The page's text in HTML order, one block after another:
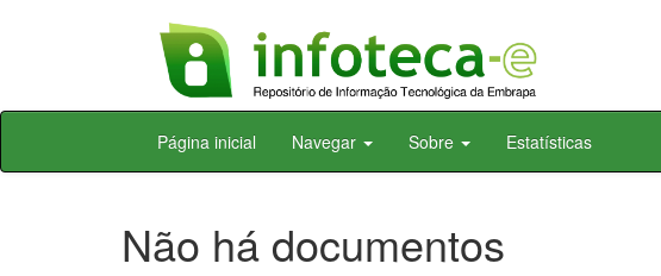
Skip
Página inicial Navegar Sobre Estatísticas
Não há documentos